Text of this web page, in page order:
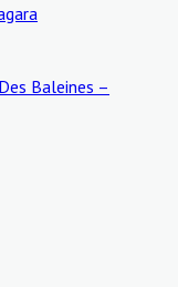
Baleines –